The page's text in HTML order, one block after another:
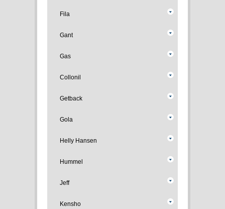
Fila
Gant
Gas
Collonil
Getback
Gola
Helly Hansen
Hummel
Jeff
Kensho